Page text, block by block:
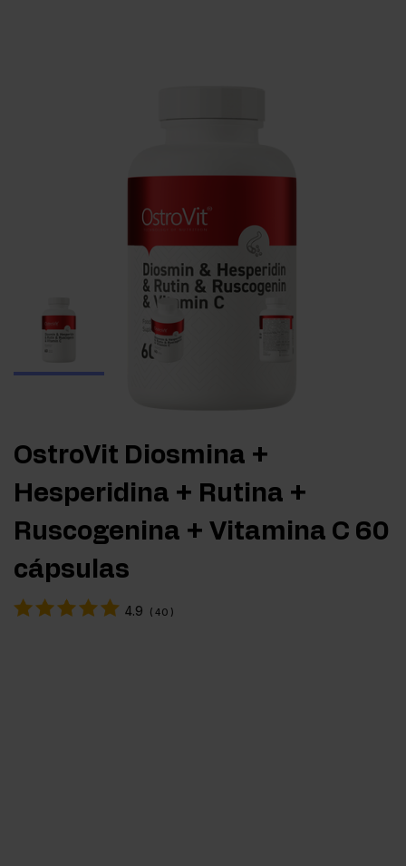
OstroVit Diosmina +
Hesperidina + Rutina +
Ruscogenina + Vitamina C 60
cápsulas
4.9 ( 40 )